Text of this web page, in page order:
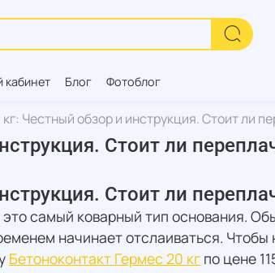
кабинет Блог Фотоблог
Честный обзор и инструкция. Стоит ли
Стоит ли
Стоит ли
самый коварный тип основания.
начинает отслаиваться.
Бетоноконтакт Гермес 20 кг по цене